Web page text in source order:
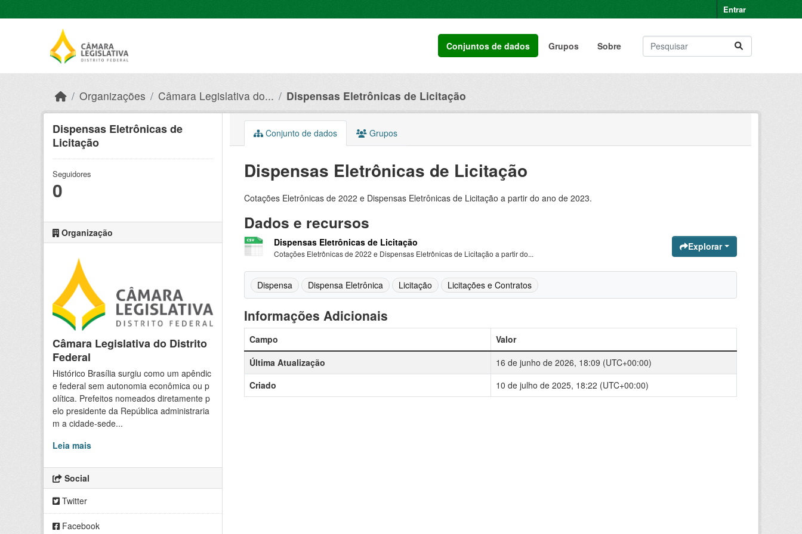
Entrar
Conjuntos de dados Grupos Sobre
Organizações Câmara Legislativa do... Dispensas Eletrônicas de Licitação
Dispensas Eletrônicas de
Licitação
Seguidores
0
Organização
Câmara Legislativa do Distrito
Federal
Histórico Brasília surgiu como um apêndic
e federal sem autonomia econômica ou p
olítica. Prefeitos nomeados diretamente p
elo presidente da República administraria
m a cidade-sede...
Leia mais
Social
Twitter
Facebook
Conjunto de dados Grupos
Dispensas Eletrônicas de Licitação
Cotações Eletrônicas de 2022 e Dispensas Eletrônicas de Licitação a partir do ano de 2023.
Dados e recursos
Dispensas Eletrônicas de Licitação
Cotações Eletrônicas de 2022 e Dispensas Eletrônicas de Licitação a partir do...
Explorar
Dispensa Dispensa Eletrônica Licitação Licitações e Contratos
Informações Adicionais
Campo
Valor
Última Atualização
16 de junho de 2026, 18:09 (UTC+00:00)
Criado
10 de julho de 2025, 18:22 (UTC+00:00)